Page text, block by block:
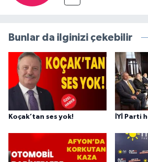
Bunlar da ilginizi çekebilir
Koçak’tan ses yok! İYİ Parti